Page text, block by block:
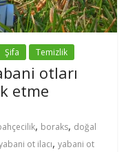
Şifa Temizlik
otları
etme
, boraks, doğal
ot ilacı,yabani ot